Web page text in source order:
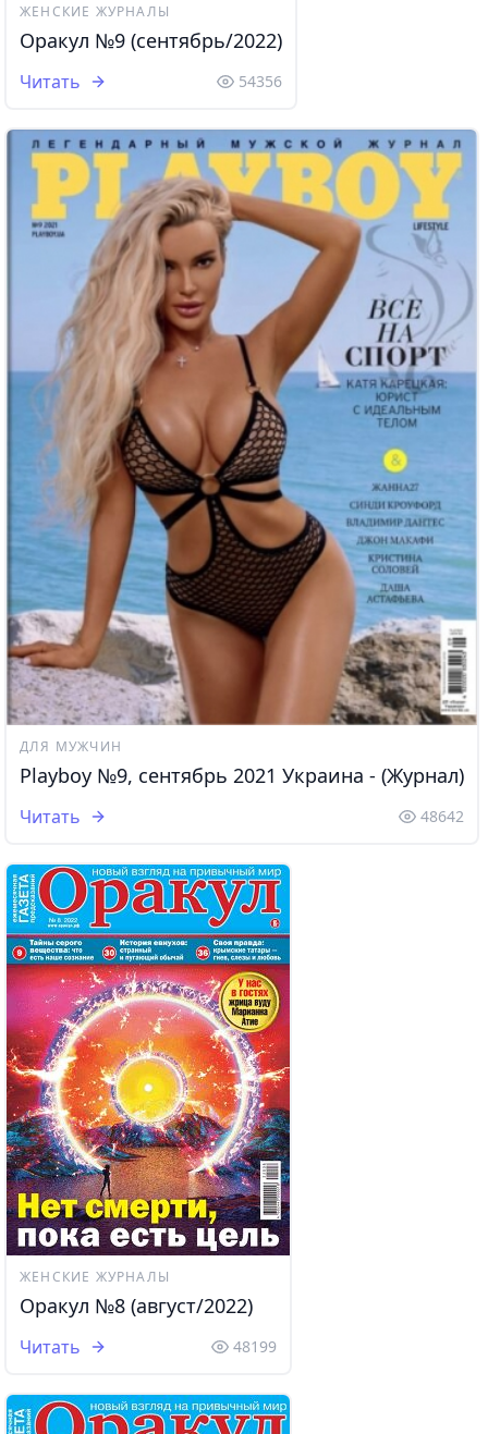
ЖЕНСКИЕ ЖУРНАЛЫ
Оракул №9 (сентябрь/2022)
Читать 54356
ДЛЯ МУЖЧИН
Playboy №9, сентябрь 2021 Украина - (Журнал)
Читать 48642
ЖЕНСКИЕ ЖУРНАЛЫ
Оракул №8 (август/2022)
Читать 48199